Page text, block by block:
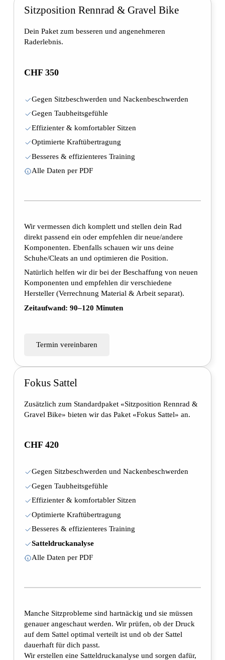
Sitzposition Rennrad & Gravel Bike
Dein Paket zum besseren und angenehmeren
Raderlebnis.
CHF 350
Gegen Sitzbeschwerden und Nackenbeschwerden
Gegen Taubheitsgefühle
Effizienter & komfortabler Sitzen
Optimierte Kraftübertragung
Besseres & effizienteres Training
Alle Daten per PDF
Wir vermessen dich komplett und stellen dein Rad
direkt passend ein oder empfehlen dir neue/andere
Komponenten. Ebenfalls schauen wir uns deine
Schuhe/Cleats an und optimieren die Position.
Natürlich helfen wir dir bei der Beschaffung von neuen
Komponenten und empfehlen dir verschiedene
Hersteller (Verrechnung Material & Arbeit separat).
Zeitaufwand: 90–120 Minuten
Termin vereinbaren
Fokus Sattel
Zusätzlich zum Standardpaket «Sitzposition Rennrad &
Gravel Bike» bieten wir das Paket «Fokus Sattel» an.
CHF 420
Gegen Sitzbeschwerden und Nackenbeschwerden
Gegen Taubheitsgefühle
Effizienter & komfortabler Sitzen
Optimierte Kraftübertragung
Besseres & effizienteres Training
Satteldruckanalyse
Alle Daten per PDF
Manche Sitzprobleme sind hartnäckig und sie müssen
genauer angeschaut werden. Wir prüfen, ob der Druck
auf dem Sattel optimal verteilt ist und ob der Sattel
dauerhaft für dich passt.
Wir erstellen eine Satteldruckanalyse und sorgen dafür,